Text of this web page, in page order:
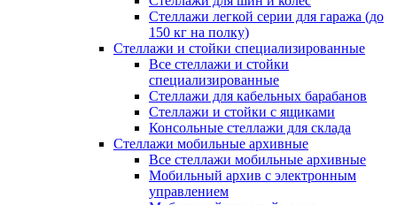
Стеллажи легкой серии для гаража (до
150 кг на полку)
Стеллажи и стойки специализированные
Все стеллажи и стойки
специализированные
Стеллажи для кабельных барабанов
Стеллажи и стойки с ящиками
Консольные стеллажи для склада
Стеллажи мобильные архивные
Все стеллажи мобильные архивные
Мобильный архив с электронным
управлением